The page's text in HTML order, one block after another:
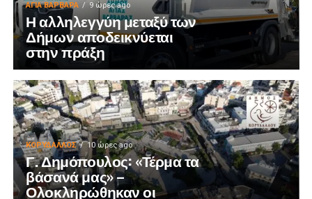
ΑΓΙΑ ΒΑΡΒΑΡΑ 9 ώρες ago
Η αλληλεγγύη μεταξύ των
Δήμων αποδεικνύεται
στην πράξη
ΚΟΡΥΔΑΛΛΟΣ 10 ώρες ago
Γ. Δημόπουλος: «Τέρμα τα
βάσανά μας» –
Ολοκληρώθηκαν οι